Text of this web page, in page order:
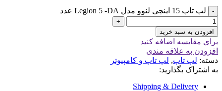
لپ تاپ 15 اینچی لنوو مدل Legion 5 -DA عدد
افزودن به سبد خرید
برای مقایسه اضافه کنید
افزودن به علاقه مندی
دسته: لپ تاپ, لپ تاپ و کامپیوتر
به اشتراک بگذارید:
Shipping & Delivery